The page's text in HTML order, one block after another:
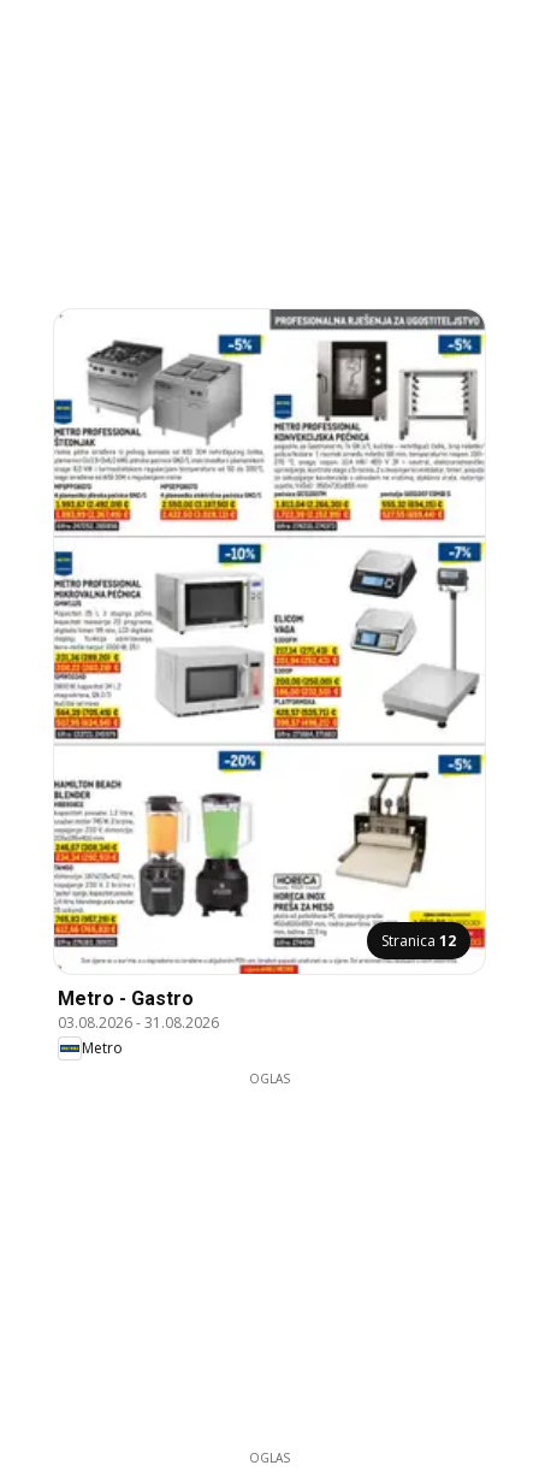
Stranica 12
Metro - Gastro
03.08.2026-31.08.2026
Metro
OGLAS
OGLAS